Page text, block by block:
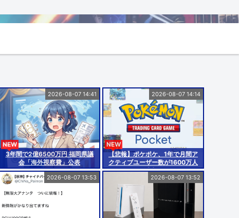
3年間で2億6500万円 福岡県議
会「海外視察費」公表
NEW
2026-08-07 14:41
【悲報】ポケポケ、1年で月間ア
クティブユーザー数が1600万人
減少
NEW
2026-08-07 14:14
2026-08-07 13:53 2026-08-07 13:52